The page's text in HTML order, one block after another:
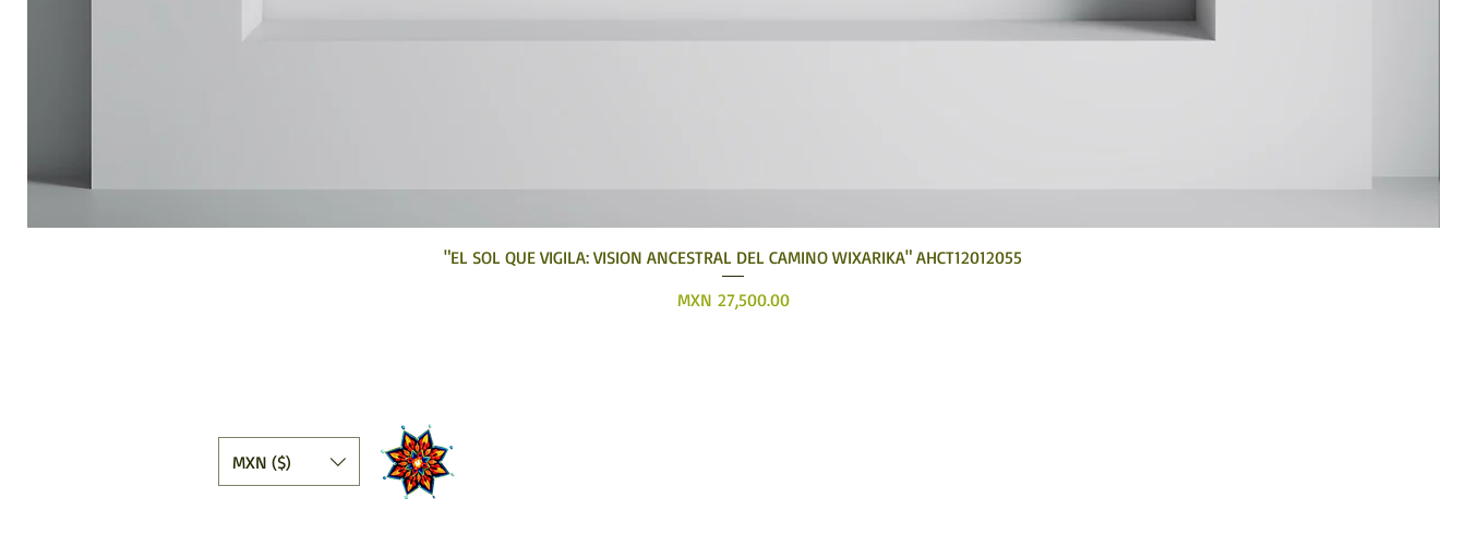
Quick View
"EL SOL QUE VIGILA: VISION ANCESTRAL DEL CAMINO WIXARIKA" AHCT12012055
Price
MXN 27,500.00
MXN ($)